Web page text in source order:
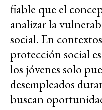
fiable que el
analizar la
social. En
protección social
los jóvenes solo
desempleados
buscan